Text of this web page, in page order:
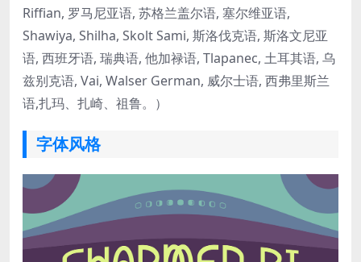
Riffian, 罗马尼亚语, 苏格兰盖尔语, 塞尔维亚语,
Shawiya, Shilha, Skolt Sami, 斯洛伐克语, 斯洛文尼亚
语, 西班牙语, 瑞典语, 他加禄语, Tlapanec, 土耳其语, 乌
兹别克语, Vai, Walser German, 威尔士语, 西弗里斯兰
语,扎玛、扎崎、祖鲁。）
字体风格